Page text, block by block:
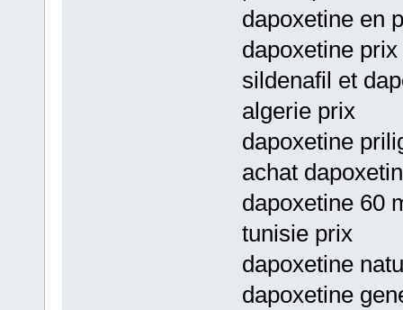
dapoxetine en
dapoxetine
sildenafil et
algerie prix
dapoxetine
achat
dapoxetine 60
tunisie prix
dapoxetine
dapoxetine